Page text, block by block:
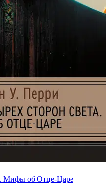
Мифы об Отце-Царе